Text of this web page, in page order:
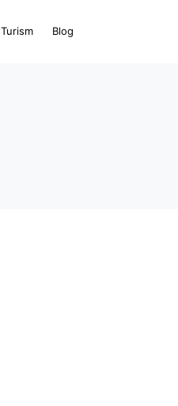
Turism Blog